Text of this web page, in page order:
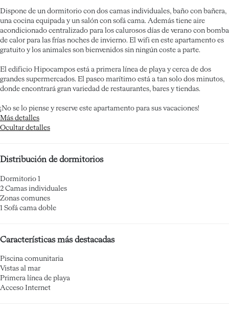
Dispone de un dormitorio con dos camas individuales, baño con bañera,
una cocina equipada y un salón con sofá cama. Además tiene aire
acondicionado centralizado para los calurosos días de verano con bomba
de calor para las frías noches de invierno. El wifi en este apartamento es
gratuito y los animales son bienvenidos sin ningún coste a parte.
El edificio Hipocampos está a primera línea de playa y cerca de dos
grandes supermercados. El paseo marítimo está a tan solo dos minutos,
donde encontrará gran variedad de restaurantes, bares y tiendas.
¡No se lo piense y reserve este apartamento para sus vacaciones!
Más detalles
Ocultar detalles
Distribución de dormitorios
Dormitorio 1
2 Camas individuales
Zonas comunes
1 Sofá cama doble
Características más destacadas
Piscina comunitaria
Vistas al mar
Primera línea de playa
Acceso Internet